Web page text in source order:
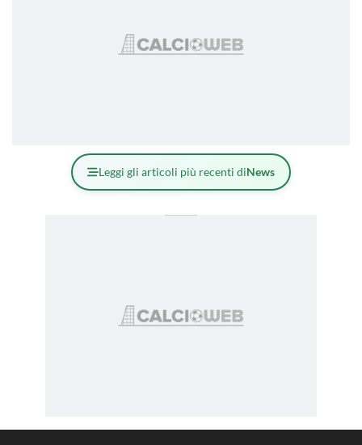
Leggi gli articoli più recenti diNews